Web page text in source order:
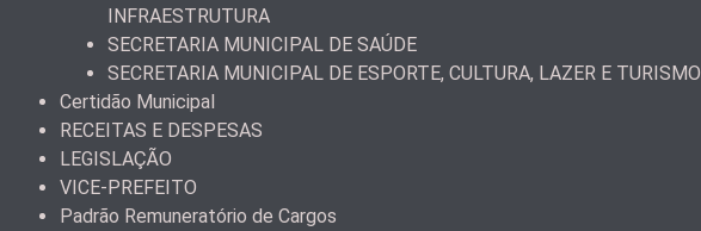
INFRAESTRUTURA
SECRETARIA MUNICIPAL DE SAÚDE
SECRETARIA MUNICIPAL DE ESPORTE, CULTURA, LAZER E TURISMO
Certidão Municipal
RECEITAS E DESPESAS
LEGISLAÇÃO
VICE-PREFEITO
Padrão Remuneratório de Cargos